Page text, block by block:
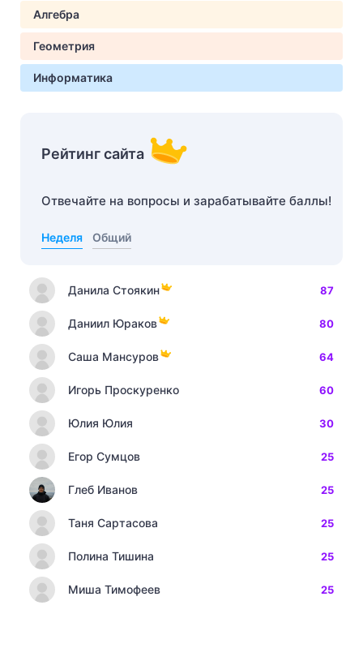
Алгебра
Геометрия
Информатика
Рейтинг сайта
Отвечайте на вопросы и зарабатывайте баллы!
Неделя Общий
Данила Стоякин 87
Даниил Юраков 80
Саша Мансуров 64
Игорь Проскуренко 60
Юлия Юлия 30
Егор Сумцов 25
Глеб Иванов 25
Таня Сартасова 25
Полина Тишина 25
Миша Тимофеев 25